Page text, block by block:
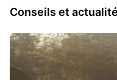
Conseils et